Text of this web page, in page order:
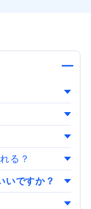
る？
いですか？